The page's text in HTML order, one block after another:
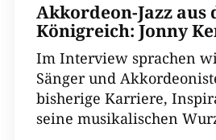
Akkordeon-Jazz aus
Königreich: Jonny
Im Interview sprachen
Sänger und
bisherige Karriere,
seine musikalischen